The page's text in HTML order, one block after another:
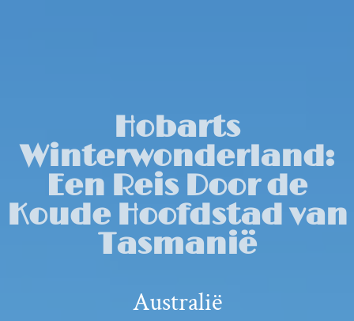
Hobarts
Winterwonderland:
Een Reis Door de
Koude Hoofdstad van
Tasmanië
Australië